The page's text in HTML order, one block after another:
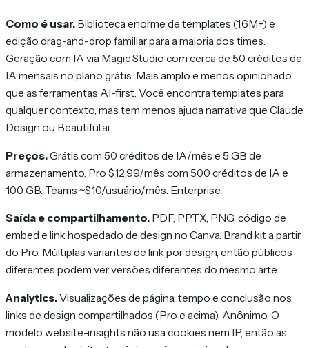
Como é usar. Biblioteca enorme de templates (1,6M+) e
edição drag-and-drop familiar para a maioria dos times.
Geração com IA via Magic Studio com cerca de 50 créditos de
IA mensais no plano grátis. Mais amplo e menos opinionado
que as ferramentas AI-first. Você encontra templates para
qualquer contexto, mas tem menos ajuda narrativa que Claude
Design ou Beautiful.ai.
Preços.Grátis com 50 créditos de IA/mês e 5 GB de
armazenamento. Pro $12,99/mês com 500 créditos de IA e
100 GB. Teams ~$10/usuário/mês. Enterprise.
Saída e compartilhamento. PDF, PPTX, PNG, código de
embed e link hospedado de design no Canva. Brand kit a partir
do Pro. Múltiplas variantes de link por design, então públicos
diferentes podem ver versões diferentes do mesmo arte.
Analytics.Visualizações de página, tempo e conclusão nos
links de design compartilhados (Pro e acima). Anônimo. O
modelo website-insights não usa cookies nem IP, então as